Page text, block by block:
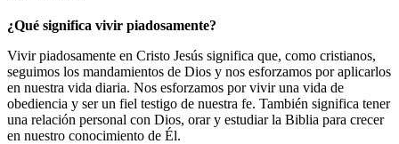
¿Qué significa vivir piadosamente?
Vivir piadosamente en Cristo Jesús significa que, como cristianos,
seguimos los mandamientos de Dios y nos esforzamos por aplicarlos
en nuestra vida diaria. Nos esforzamos por vivir una vida de
obediencia y ser un fiel testigo de nuestra fe. También significa tener
una relación personal con Dios, orar y estudiar la Biblia para crecer
en nuestro conocimiento de Él.